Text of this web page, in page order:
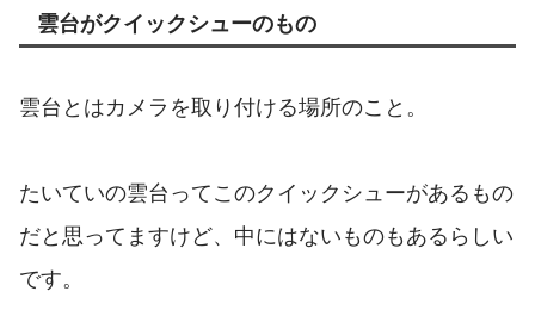
雲台がクイックシューのもの
雲台とはカメラを取り付ける場所のこと。
たいていの雲台ってこのクイックシューがあるもの
だと思ってますけど、中にはないものもあるらしい
です。